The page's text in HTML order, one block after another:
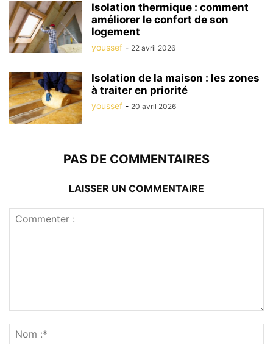
Isolation thermique : comment
améliorer le confort de son
logement
youssef - 22 avril 2026
Isolation de la maison : les zones
à traiter en priorité
youssef - 20 avril 2026
PAS DE COMMENTAIRES
LAISSER UN COMMENTAIRE